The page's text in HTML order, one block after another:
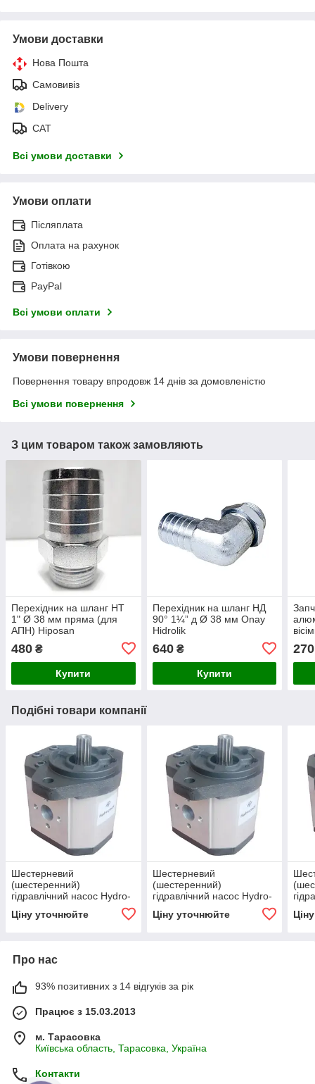
Умови доставки
Нова Пошта
Самовивіз
Delivery
САТ
Всі умови доставки
Умови оплати
Післяплата
Оплата на рахунок
Готівкою
PayPal
Всі умови оплати
Умови повернення
Повернення товару впродовж 14 днів за домовленістю
Всі умови повернення
З цим товаром також замовляють
Перехідник на шланг НТ
1" Ø 38 мм пряма (для
АПН) Hiposan
480 ₴
Купити
Перехідник на шланг НД
90° 1¼” д Ø 38 мм Onay
Hidrolik
640₴
Купити
270
Подібні товари компанії
Шестерневий
(шестеренний)
гідравлічний насос Hydro-
Ціну уточнюйте
Шестерневий
(шестеренний)
гідравлічний насос Hydro-
Ціну уточнюйте
Про нас
93% позитивних з 14 відгуків за рік
Працює з 15.03.2013
м. Тарасовка
Київська область, Тарасовка, Україна
Контакти